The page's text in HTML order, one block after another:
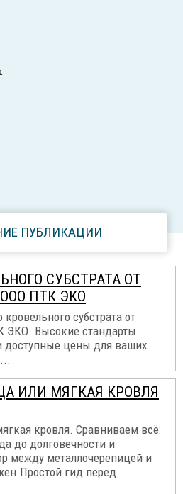
ПУБЛИКАЦИИ
СУБСТРАТА ОТ
ПТК ЭКО
субстрата от
ЭКО. Высокие стандарты
доступные цены для ваших
ИЛИ МЯГКАЯ КРОВЛЯ
кровля. Сравниваем всё:
до долговечности и
между металлочерепицей и
гид перед